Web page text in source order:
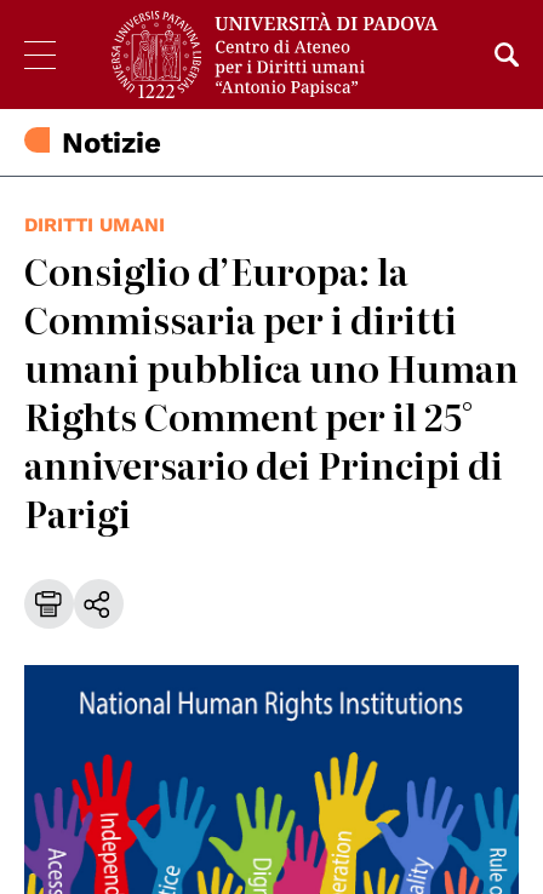
Notizie
DIRITTI UMANI
Consiglio d’Europa: la
Commissaria per i diritti
umani pubblica uno Human
Rights Comment per il 25°
anniversario dei Principi di
Parigi